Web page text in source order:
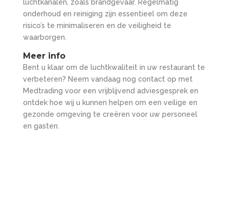
luchtkanalen, zoals brandgevaar. Regelmatig
onderhoud en reiniging zijn essentieel om deze
risico’s te minimaliseren en de veiligheid te
waarborgen.
Meer info
Bent u klaar om de luchtkwaliteit in uw restaurant te
verbeteren? Neem vandaag nog contact op met
Medtrading voor een vrijblijvend adviesgesprek en
ontdek hoe wij u kunnen helpen om een veilige en
gezonde omgeving te creëren voor uw personeel
en gasten.